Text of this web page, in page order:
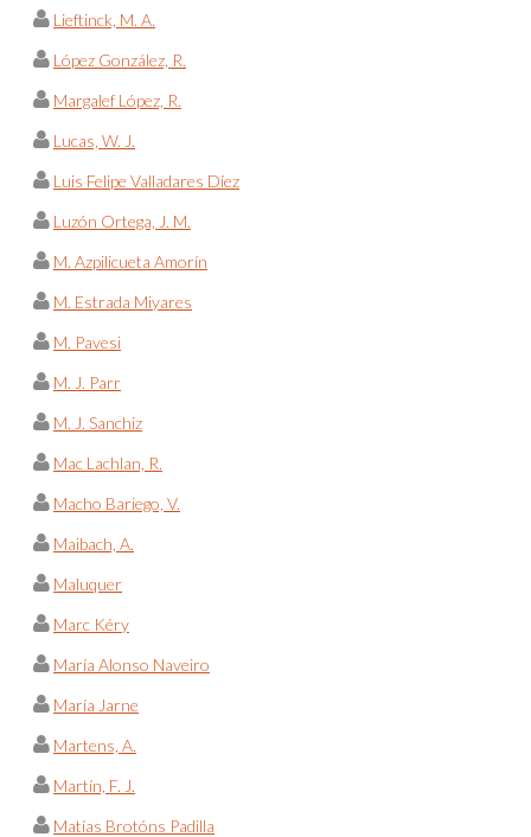
Lieftinck, M. A.
López González, R.
Margalef López, R.
Lucas, W. J.
Luis Felipe Valladares Díez
Luzón Ortega, J. M.
M. Azpilicueta Amorín
M. Estrada Miyares
M. Pavesi
M. J. Parr
M. J. Sanchiz
Mac Lachlan, R.
Macho Bariego, V.
Maibach, A.
Maluquer
Marc Kéry
María Alonso Naveiro
María Jarne
Martens, A.
Martín, F. J.
Matías Brotóns Padilla